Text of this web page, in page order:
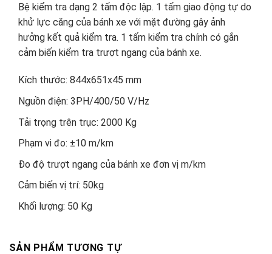
Bệ kiểm tra dạng 2 tấm độc lập. 1 tấm giao động tự do
khử lực căng của bánh xe với mặt đường gây ảnh
hưởng kết quả kiểm tra. 1 tấm kiểm tra chính có gắn
cảm biến kiểm tra trượt ngang của bánh xe.
Kích thước: 844x651x45 mm
Nguồn điện: 3PH/400/50 V/Hz
Tải trọng trên trục: 2000 Kg
Phạm vi đo: ±10 m/km
Đo độ trượt ngang của bánh xe đơn vị m/km
Cảm biến vị trí: 50kg
Khối lượng: 50 Kg
SẢN PHẨM TƯƠNG TỰ